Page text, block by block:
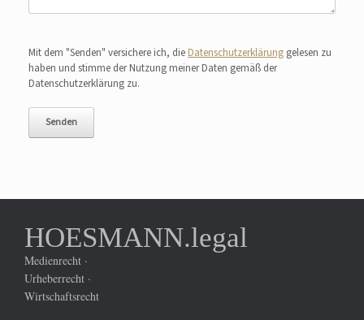
Mit dem "Senden" versichere ich, die Datenschutzerklärung gelesen zu
haben und stimme der Nutzung meiner Daten gemäß der
Datenschutzerklärung zu.
HOESMANN.legal
Medienrecht ·
Urheberrecht ·
Wirtschaftsrecht